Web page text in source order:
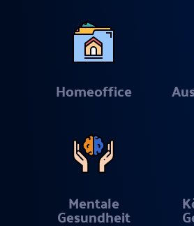
Homeoffice
Mentale
Gesundheit